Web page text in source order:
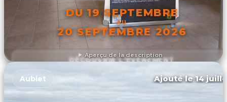
Aperçu de la description
DU 19 SEPTEMBRE
AU
20 SEPTEMBRE 2026
DÉCOUVRIR L'ÉVÉNEMENT
Aubiet Ajouté le 14